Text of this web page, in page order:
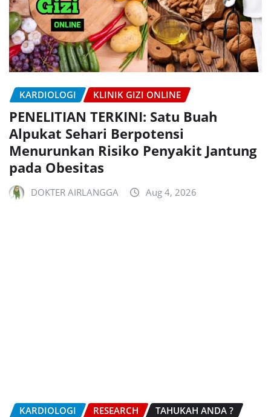
KARDIOLOGI KLINIK GIZI ONLINE
PENELITIAN TERKINI: Satu Buah
Alpukat Sehari Berpotensi
Menurunkan Risiko Penyakit Jantung
pada Obesitas
DOKTER AIRLANGGA Aug 4, 2026
KARDIOLOGI RESEARCH TAHUKAH ANDA ?